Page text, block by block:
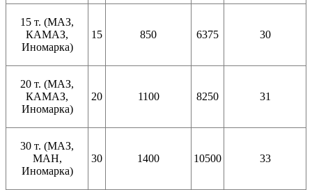
15 т. (МАЗ,
КАМАЗ,
Иномарка)
15 850 6375 30
20 т. (МАЗ,
КАМАЗ,
Иномарка)
20 1100 8250 31
30 т. (МАЗ,
МАН,
Иномарка)
30 1400 10500 33